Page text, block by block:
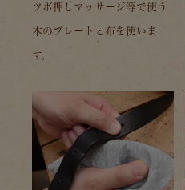
ツボ押しマッサージ等で使う
木のプレートと布を使いま
す。